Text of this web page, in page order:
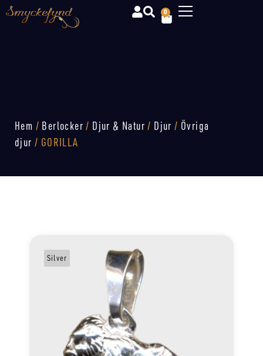
0
Hem / Berlocker / Djur & Natur / Djur / Övriga
djur / GORILLA
Silver